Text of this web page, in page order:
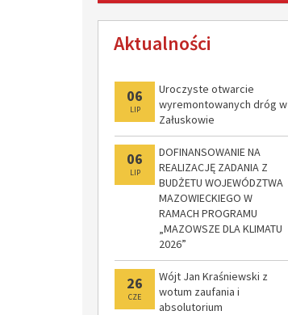
Aktualności
06
LIP
Uroczyste otwarcie
wyremontowanych dróg w
Załuskowie
06
LIP
DOFINANSOWANIE NA
REALIZACJĘ ZADANIA Z
BUDŻETU WOJEWÓDZTWA
MAZOWIECKIEGO W
RAMACH PROGRAMU
„MAZOWSZE DLA KLIMATU
2026”
26
CZE
Wójt Jan Kraśniewski z
wotum zaufania i
absolutorium